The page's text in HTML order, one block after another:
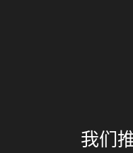
我们